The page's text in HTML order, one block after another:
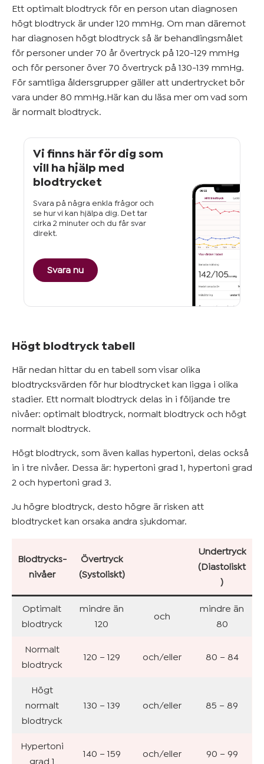
Ett optimalt blodtryck för en person utan diagnosen
högt blodtryck är under 120 mmHg. Om man däremot
har diagnosen högt blodtryck så är behandlingsmålet
för personer under 70 år övertryck på 120-129 mmHg
och för personer över 70 övertryck på 130-139 mmHg.
För samtliga åldersgrupper gäller att undertrycket bör
vara under 80 mmHg.Här kan du läsa mer om vad som
är normalt blodtryck.
Vi finns här för dig som
vill ha hjälp med
blodtrycket
Svara på några enkla frågor och
se hur vi kan hjälpa dig. Det tar
cirka 2 minuter och du får svar
direkt.
Svara nu
Högt blodtryck tabell
Här nedan hittar du en tabell som visar olika
blodtrycksvärden för hur blodtrycket kan ligga i olika
stadier. Ett normalt blodtryck delas in i följande tre
nivåer: optimalt blodtryck, normalt blodtryck och högt
normalt blodtryck.
Högt blodtryck, som även kallas hypertoni, delas också
in i tre nivåer. Dessa är: hypertoni grad 1, hypertoni grad
2 och hypertoni grad 3.
Ju högre blodtryck, desto högre är risken att
blodtrycket kan orsaka andra sjukdomar.
Blodtrycks-
nivåer
Övertryck
(Systoliskt)
Undertryck
(Diastoliskt
)
Optimalt
blodtryck
mindre än
120
och
mindre än
80
Normalt
blodtryck
120 – 129 och/eller 80 – 84
Högt
normalt
blodtryck
130 – 139 och/eller 85 – 89
Hypertoni
grad 1
140 – 159 och/eller 90 – 99